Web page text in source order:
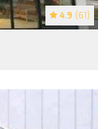
4.9 (61)